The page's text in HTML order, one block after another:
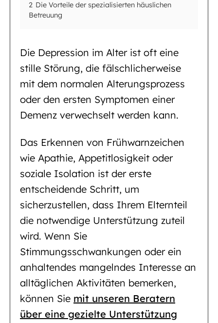
2 Die Vorteile der spezialisierten häuslichen
Betreuung
Die Depression im Alter ist oft eine
stille Störung, die fälschlicherweise
mit dem normalen Alterungsprozess
oder den ersten Symptomen einer
Demenz verwechselt werden kann.
Das Erkennen von Frühwarnzeichen
wie Apathie, Appetitlosigkeit oder
soziale Isolation ist der erste
entscheidende Schritt, um
sicherzustellen, dass Ihrem Elternteil
die notwendige Unterstützung zuteil
wird. Wenn Sie
Stimmungsschwankungen oder ein
anhaltendes mangelndes Interesse an
alltäglichen Aktivitäten bemerken,
können Sie mit unseren Beratern
über eine gezielte Unterstützung